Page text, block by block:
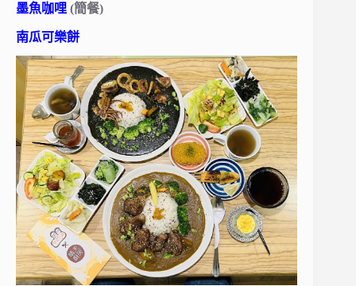
墨魚咖哩 (簡餐)
南瓜可樂餅